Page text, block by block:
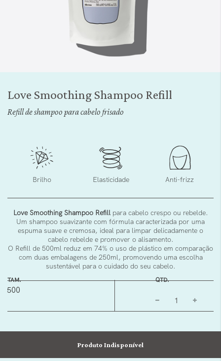
início
Love Smoothing Shampoo Refill
Refill de shampoo para cabelo frisado
Brilho Elasticidade Anti-frizz
Love Smoothing Shampoo Refillpara cabelo crespo ou rebelde.
Um shampoo suavizante com fórmula caracterizada por uma
espuma suave e cremosa, ideal para limpar delicadamente o
cabelo rebelde e promover o alisamento.
O Refill de 500ml reduz em 74% o uso de plástico em comparação
com duas embalagens de 250ml, promovendo uma escolha
sustentável para o cuidado do seu cabelo.
Produto Indisponível
TAM. QTD.
500